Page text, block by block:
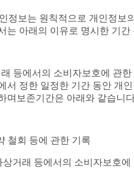
정보는 원칙적으로 개인정보
는 아래의 이유로 명시한 기간
등에서의 소비자보호에 관
서 정한 일정한 기간 동안 개
며보존기간은 아래와 같습니
철회 등에 관한 기록
상거래 등에서의 소비자보호에